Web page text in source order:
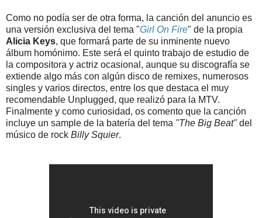
Como no podía ser de otra forma, la canción del anuncio es
una versión exclusiva del tema "Girl On Fire" de la propia
Alicia Keys, que formará parte de su inminente nuevo
álbum homónimo. Este será el quinto trabajo de estudio de
la compositora y actriz ocasional, aunque su discografía se
extiende algo más con algún disco de remixes, numerosos
singles y varios directos, entre los que destaca el muy
recomendable Unplugged, que realizó para la MTV.
Finalmente y como curiosidad, os comento que la canción
incluye un sample de la batería del tema "The Big Beat"del
músico de rock Billy Squier.